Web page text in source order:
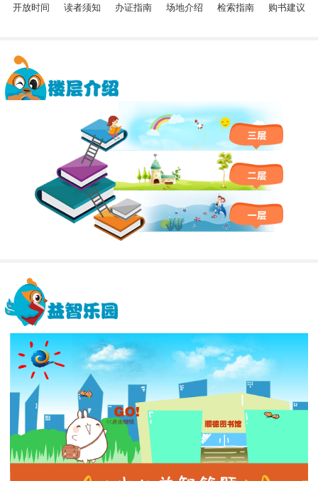
开放时间 读者须知 办证指南 场地介绍 检索指南 购书建议